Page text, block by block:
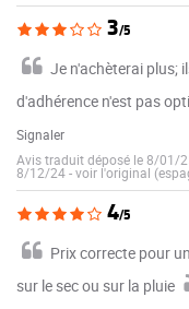
3/5
Je n'achèterai plus;
d'adhérence n'est pas
Signaler
Avis traduit déposé le 8/01/
8/12/24-voir l'original
4/5
Prix correcte pour
sur le sec ou sur la pluie